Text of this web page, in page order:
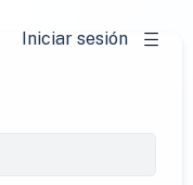
Iniciar sesión